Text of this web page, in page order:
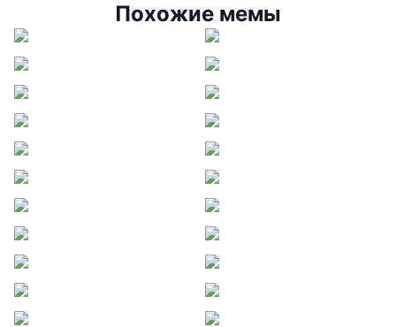
Похожие мемы